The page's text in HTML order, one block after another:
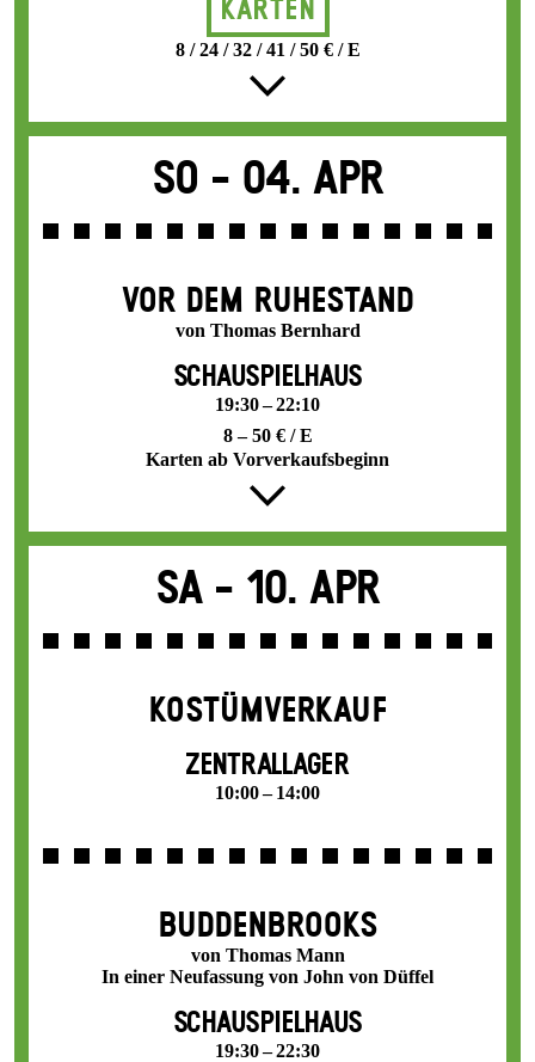
Karten
8 / 24 / 32 / 41 / 50 € / E
So - 04. Apr
VOR DEM RUHESTAND
von Thomas Bernhard
SCHAUSPIELHAUS
19:30 – 22:10
8 – 50 € / E
Karten ab Vorverkaufsbeginn
Sa - 10. Apr
KOSTÜMVERKAUF
ZENTRALLAGER
10:00 – 14:00
BUDDENBROOKS
von Thomas Mann
In einer Neufassung von John von Düffel
SCHAUSPIELHAUS
19:30 – 22:30